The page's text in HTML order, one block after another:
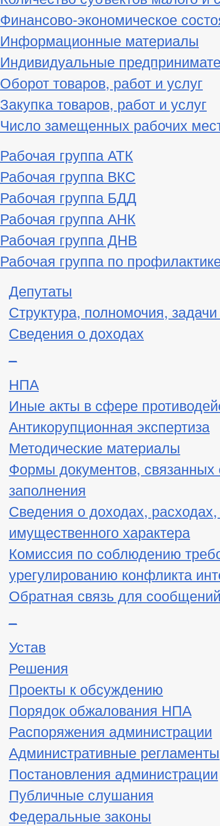
Финансово-экономическое
Информационные материалы
Индивидуальные
Оборот товаров, работ и услуг
Закупка товаров, работ и услуг
Число замещенных рабочих
Рабочая группа АТК
Рабочая группа ВКС
Рабочая группа БДД
Рабочая группа АНК
Рабочая группа ДНВ
Рабочая группа по
Депутаты
Структура, полномочия,
Сведения о доходах
НПА
Иные акты в сфере
Антикорупционная экспертиза
Методические материалы
Формы документов, связанных
заполнения
Сведения о доходах,
имущественного характера
Комиссия по соблюдению
урегулированию конфликта
Обратная связь для
Устав
Решения
Проекты к обсуждению
Порядок обжалования НПА
Распоряжения администрации
Административные регламенты
Постановления администрации
Публичные слушания
Федеральные законы